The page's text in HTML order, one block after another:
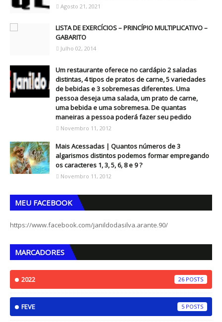
Agosto 21, 2021
LISTA DE EXERCÍCIOS – PRINCÍPIO MULTIPLICATIVO –
GABARITO
Julho 02, 2014
Um restaurante oferece no cardápio 2 saladas
distintas, 4 tipos de pratos de carne, 5 variedades
de bebidas e 3 sobremesas diferentes. Uma
pessoa deseja uma salada, um prato de carne,
uma bebida e uma sobremesa. De quantas
maneiras a pessoa poderá fazer seu pedido
Novembro 11, 2012
Mais Acessadas | Quantos números de 3
algarismos distintos podemos formar empregando
os caracteres 1, 3, 5, 6, 8 e 9 ?
Novembro 11, 2012
MEU FACEBOOK
https://www.facebook.com/janildodasilva.arante.90/
MARCADORES
2022 26
FEVE 5